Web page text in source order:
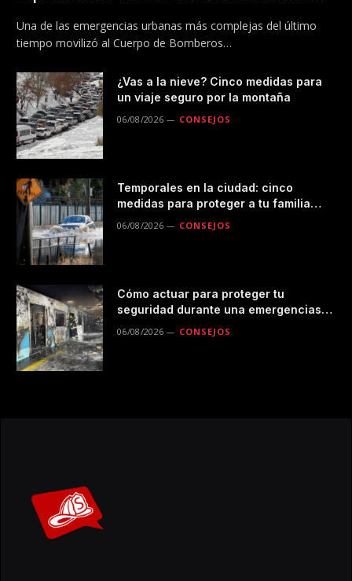
Una de las emergencias urbanas más complejas del último
tiempo movilizó al Cuerpo de Bomberos…
¿Vas a la nieve? Cinco medidas para
un viaje seguro por la montaña
06/08/2026 CONSEJOS
Temporales en la ciudad: cinco
medidas para proteger a tu familia
06/08/2026 CONSEJOS
Cómo actuar para proteger tu
seguridad durante una emergencias
06/08/2026 CONSEJOS